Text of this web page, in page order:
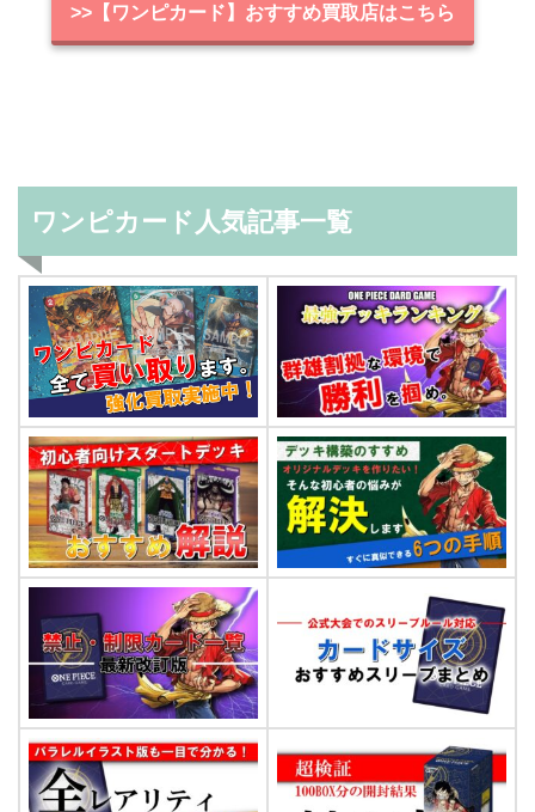
>>【ワンピカード】おすすめ買取店はこちら
ワンピカード人気記事一覧